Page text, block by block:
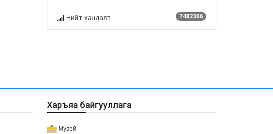
У.Хүрэлсүх 50 жилийн ойн
Эрдэнэт хотын 30 гаруй
мянган өрхөд 50 жилийн
7482366
Нийт хандалт
Харъяа байгууллага
Музей